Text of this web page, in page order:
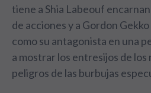
tiene a Shia Labeouf
de acciones y a Gordon
como su antagonista en una
a mostrar los entresijos de los
peligros de las burbujas